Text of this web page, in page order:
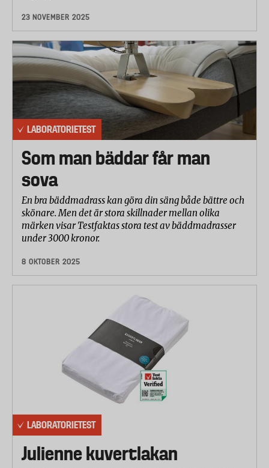
23 NOVEMBER 2025
LABORATORIETEST
Som man bäddar får man
sova
En bra bäddmadrass kan göra din säng både bättre och
skönare. Men det är stora skillnader mellan olika
märken visar Testfaktas stora test av bäddmadrasser
under 3000 kronor.
8 OKTOBER 2025
LABORATORIETEST
Julienne kuvertlakan